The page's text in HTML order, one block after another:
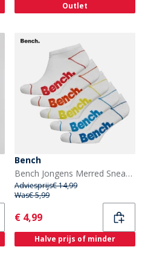
Outlet
Bench
Bench Jongens Merred Sneakersokken Wit
Adviesprijs€ 14,99
Was€ 5,99
Current
€ 4,99
Halve prijs of minder